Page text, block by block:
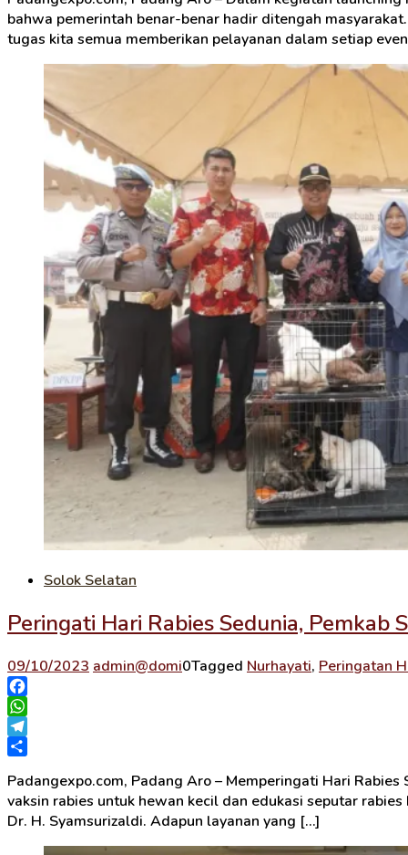
bahwa pemerintah benar-benar hadir ditengah
tugas kita semua memberikan pelayanan dalam setiap
Solok Selatan
Peringati Hari Rabies Sedunia, Pemkab
09/10/2023 admin@domi0Tagged Nurhayati, Peringatan
Facebook
WhatsApp
Telegram
Padangexpo.com, Padang Aro – Memperingati Hari
vaksin rabies untuk hewan kecil dan edukasi seputar
Dr. H. Syamsurizaldi. Adapun layanan yang […]